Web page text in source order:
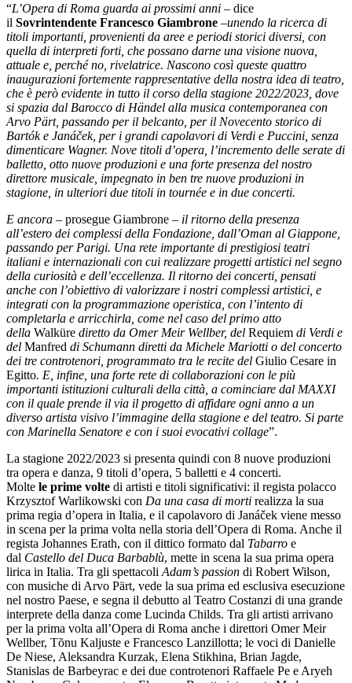
“L’Opera di Roma guarda ai prossimi anni – dice
il Sovrintendente Francesco Giambrone –unendo la ricerca di
titoli importanti, provenienti da aree e periodi storici diversi, con
quella di interpreti forti, che possano darne una visione nuova,
attuale e, perché no, rivelatrice. Nascono così queste quattro
inaugurazioni fortemente rappresentative della nostra idea di teatro,
che è però evidente in tutto il corso della stagione 2022/2023, dove
si spazia dal Barocco di Händel alla musica contemporanea con
Arvo Pärt, passando per il belcanto, per il Novecento storico di
Bartók e Janáček, per i grandi capolavori di Verdi e Puccini, senza
dimenticare Wagner. Nove titoli d’opera, l’incremento delle serate di
balletto, otto nuove produzioni e una forte presenza del nostro
direttore musicale, impegnato in ben tre nuove produzioni in
stagione, in ulteriori due titoli in tournée e in due concerti.
E ancora – prosegue Giambrone – il ritorno della presenza
all’estero dei complessi della Fondazione, dall’Oman al Giappone,
passando per Parigi. Una rete importante di prestigiosi teatri
italiani e internazionali con cui realizzare progetti artistici nel segno
della curiosità e dell’eccellenza. Il ritorno dei concerti, pensati
anche con l’obiettivo di valorizzare i nostri complessi artistici, e
integrati con la programmazione operistica, con l’intento di
completarla e arricchirla, come nel caso del primo atto
della Walküre diretto da Omer Meir Wellber, del Requiem di Verdi e
del Manfred di Schumann diretti da Michele Mariotti o del concerto
dei tre controtenori, programmato tra le recite del Giulio Cesare in
Egitto. E, infine, una forte rete di collaborazioni con le più
importanti istituzioni culturali della città, a cominciare dal MAXXI
con il quale prende il via il progetto di affidare ogni anno a un
diverso artista visivo l’immagine della stagione e del teatro. Si parte
con Marinella Senatore e con i suoi evocativi collage”.
La stagione 2022/2023 si presenta quindi con 8 nuove produzioni
tra opera e danza, 9 titoli d’opera, 5 balletti e 4 concerti.
Molte le prime volte di artisti e titoli significativi: il regista polacco
Krzysztof Warlikowski con Da una casa di morti realizza la sua
prima regia d’opera in Italia, e il capolavoro di Janáček viene messo
in scena per la prima volta nella storia dell’Opera di Roma. Anche il
regista Johannes Erath, con il dittico formato dal Tabarro e
dal Castello del Duca Barbablù, mette in scena la sua prima opera
lirica in Italia. Tra gli spettacoli Adam’s passion di Robert Wilson,
con musiche di Arvo Pärt, vede la sua prima ed esclusiva esecuzione
nel nostro Paese, e segna il debutto al Teatro Costanzi di una grande
interprete della danza come Lucinda Childs. Tra gli artisti arrivano
per la prima volta all’Opera di Roma anche i direttori Omer Meir
Wellber, Tõnu Kaljuste e Francesco Lanzillotta; le voci di Danielle
De Niese, Aleksandra Kurzak, Elena Stikhina, Brian Jagde,
Stanislas de Barbeyrac e dei due controtenori Raffaele Pe e Aryeh